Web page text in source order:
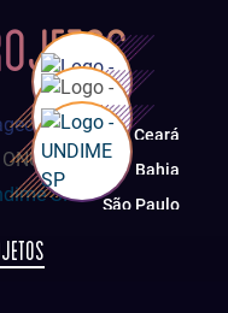
Ceará
Bahia
São Paulo